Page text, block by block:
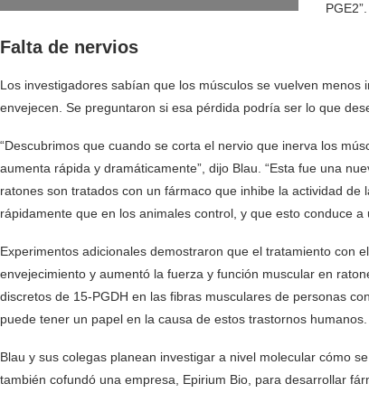
PGE2”.
Falta de nervios
Los investigadores sabían que los músculos se vuelven
envejecen. Se preguntaron si esa pérdida podría ser lo que
“Descubrimos que cuando se corta el nervio que inerva los
aumenta rápida y dramáticamente”, dijo Blau. “Esta fue una
ratones son tratados con un fármaco que inhibe la actividad
rápidamente que en los animales control, y que esto conduce
Experimentos adicionales demostraron que el tratamiento con
envejecimiento y aumentó la fuerza y ​​función muscular en
discretos de 15-PGDH en las fibras musculares de personas
puede tener un papel en la causa de estos trastornos humanos.
Blau y sus colegas planean investigar a nivel molecular cómo
también cofundó una empresa, Epirium Bio, para desarrollar